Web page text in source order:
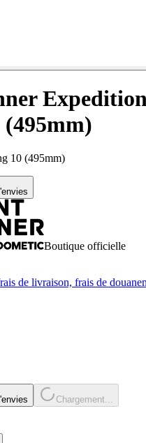
10 (495mm)
Boutique officielle
de livraison, frais de
Chargement...